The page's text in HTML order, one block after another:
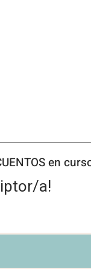
en
a!